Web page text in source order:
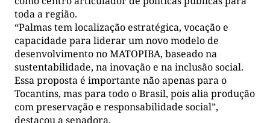
toda a região.
“Palmas tem localização estratégica, vocação e
capacidade para liderar um novo modelo de
desenvolvimento no MATOPIBA, baseado na
sustentabilidade, na inovação e na inclusão social.
Essa proposta é importante não apenas para o
Tocantins, mas para todo o Brasil, pois alia produção
com preservação e responsabilidade social”,
destacou a senadora.